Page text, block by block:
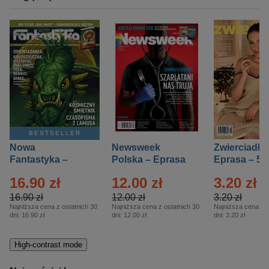
BESTSELLER
Nowa
Fantastyka –
16.90 zł
16.90 zł
Najniższa cena z ostatnich 30
dni: 16.90 zł
Newsweek
Polska – Eprasa
12.00 zł
12.00 zł
Najniższa cena z ostatnich 30
dni: 12.00 zł
Zwierciadło
Eprasa – 5/
3.20 zł
3.20 zł
Najniższa cena z
dni: 3.20 zł
High-contrast mode